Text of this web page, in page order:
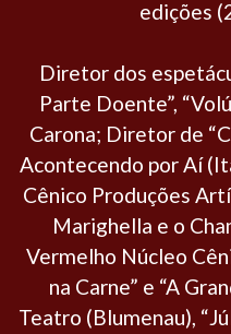
edições
Diretor dos
Parte Doente”,
Carona; Diretor de
Acontecendo por Aí
Cênico Produções
Marighella e o
Vermelho Núcleo
na Carne” e “A
Teatro (Blumenau),